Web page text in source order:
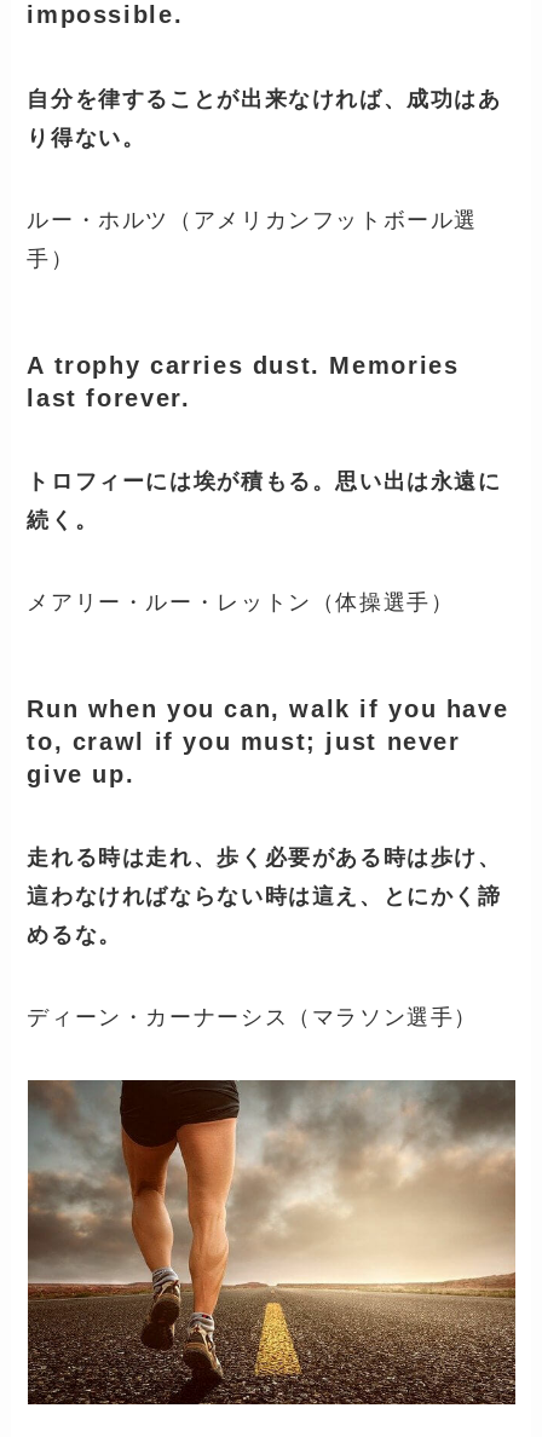
impossible.
自分を律することが出来なければ、成功はあ
り得ない。
ルー・ホルツ（アメリカンフットボール選
手）
A trophy carries dust. Memories
last forever.
トロフィーには埃が積もる。思い出は永遠に
続く。
メアリー・ルー・レットン（体操選手）
Run when you can, walk if you have
to, crawl if you must; just never
give up.
走れる時は走れ、歩く必要がある時は歩け、
這わなければならない時は這え、とにかく諦
めるな。
ディーン・カーナーシス（マラソン選手）